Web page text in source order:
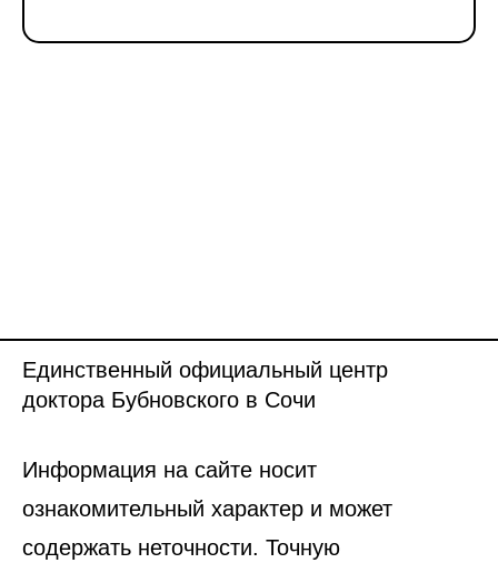
Единственный официальный центр
доктора Бубновского в Сочи
Информация на сайте носит
ознакомительный характер и может
содержать неточности. Точную